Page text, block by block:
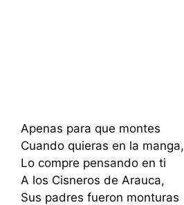
Apenas para que montes
Cuando quieras en la manga,
Lo compre pensando en ti
A los Cisneros de Arauca,
Sus padres fueron monturas